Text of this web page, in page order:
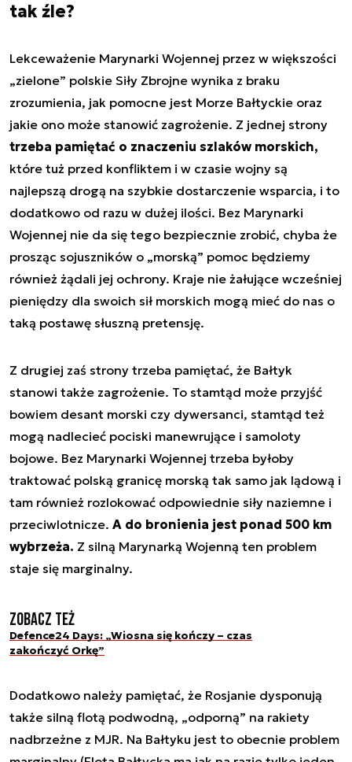
tak źle?
Lekceważenie Marynarki Wojennej przez w większości
„zielone” polskie Siły Zbrojne wynika z braku
zrozumienia, jak pomocne jest Morze Bałtyckie oraz
jakie ono może stanowić zagrożenie. Z jednej strony
trzeba pamiętać o znaczeniu szlaków morskich,
które tuż przed konfliktem i w czasie wojny są
najlepszą drogą na szybkie dostarczenie wsparcia, i to
dodatkowo od razu w dużej ilości. Bez Marynarki
Wojennej nie da się tego bezpiecznie zrobić, chyba że
prosząc sojuszników o „morską” pomoc będziemy
również żądali jej ochrony. Kraje nie żałujące wcześniej
pieniędzy dla swoich sił morskich mogą mieć do nas o
taką postawę słuszną pretensję.
Z drugiej zaś strony trzeba pamiętać, że Bałtyk
stanowi także zagrożenie. To stamtąd może przyjść
bowiem desant morski czy dywersanci, stamtąd też
mogą nadlecieć pociski manewrujące i samoloty
bojowe. Bez Marynarki Wojennej trzeba byłoby
traktować polską granicę morską tak samo jak lądową i
tam również rozlokować odpowiednie siły naziemne i
przeciwlotnicze. A do bronienia jest ponad 500 km
wybrzeża. Z silną Marynarką Wojenną ten problem
staje się marginalny.
Zobacz też
Defence24 Days: „Wiosna się kończy – czas
zakończyć Orkę”
Dodatkowo należy pamiętać, że Rosjanie dysponują
także silną flotą podwodną, „odporną” na rakiety
nadbrzeżne z MJR. Na Bałtyku jest to obecnie problem